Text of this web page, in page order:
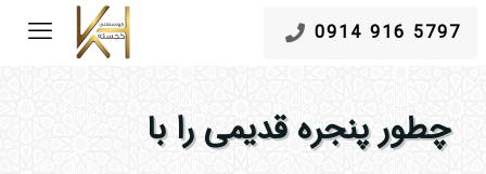
5797 916 0914
چطور پنجره قدیمی را با